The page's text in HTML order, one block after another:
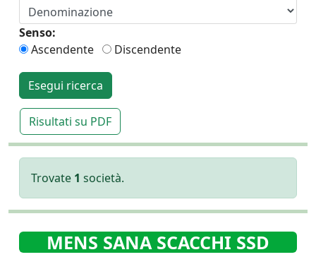
Senso:
Ascendente
Discendente
Esegui ricerca
Risultati su PDF
Trovate 1 società.
MENS SANA SCACCHI SSD